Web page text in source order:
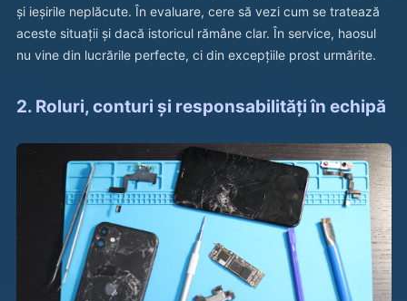
și ieșirile neplăcute. În evaluare, cere să vezi cum se tratează
aceste situații și dacă istoricul rămâne clar. În service, haosul
nu vine din lucrările perfecte, ci din excepțiile prost urmărite.
2. Roluri, conturi și responsabilități în echipă